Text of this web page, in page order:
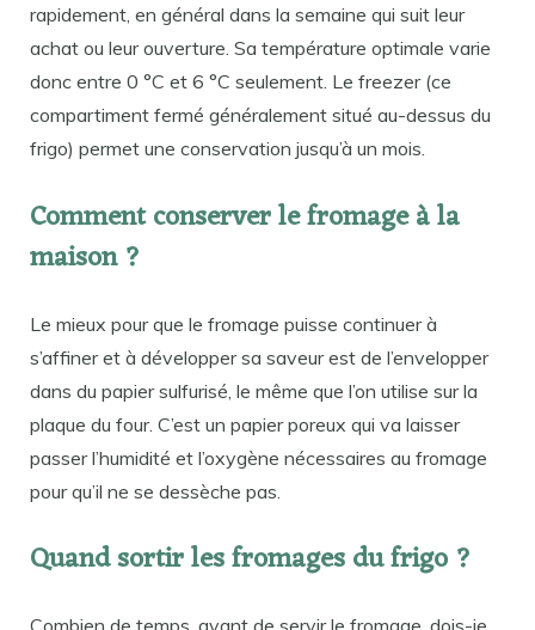
rapidement, en général dans la semaine qui suit leur
achat ou leur ouverture. Sa température optimale varie
donc entre 0 °C et 6 °C seulement. Le freezer (ce
compartiment fermé généralement situé au-dessus du
frigo) permet une conservation jusqu’à un mois.
Comment conserver le fromage à la
maison ?
Le mieux pour que le fromage puisse continuer à
s’affiner et à développer sa saveur est de l’envelopper
dans du papier sulfurisé, le même que l’on utilise sur la
plaque du four. C’est un papier poreux qui va laisser
passer l’humidité et l’oxygène nécessaires au fromage
pour qu’il ne se dessèche pas.
Quand sortir les fromages du frigo ?